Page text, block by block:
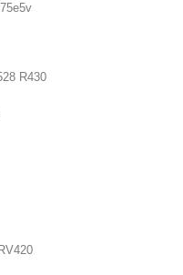
R430